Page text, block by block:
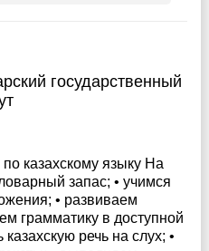
государственный
казахскому языку На
запас; • учимся
• развиваем
грамматику в доступной
речь на слух; •